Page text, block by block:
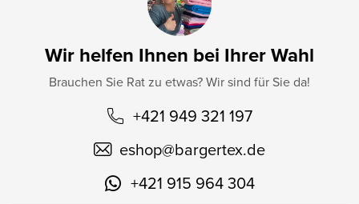
Wir helfen Ihnen bei Ihrer Wahl
Brauchen Sie Rat zu etwas? Wir sind für Sie da!
+421 949 321 197
eshop@bargertex.de
+421 915 964 304